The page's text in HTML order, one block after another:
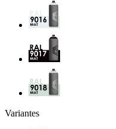
Variantes